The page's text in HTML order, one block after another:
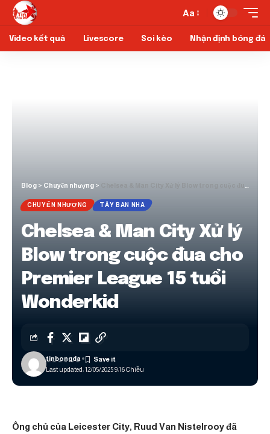
Aa
Video kết quả Livescore Soi kèo Nhận định bóng đá
Blog > Chuyển nhượng >
CHUYỂN NHƯỢNG TÂY BAN NHA
Chelsea & Man City Xử lý
Blow trong cuộc đua cho
Premier League 15 tuổi
Wonderkid
Last updated: 12/05/2025 9:16 Chiều
tinbongda
Ông chủ của Leicester City, Ruud Van Nistelrooy đã